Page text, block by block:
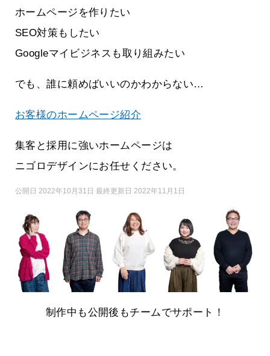
ホームページを作りたい
SEO対策もしたい
Googleマイビジネスも取り組みたい
でも、誰に頼めばいいのかわからない…
お客様のホームページ紹介
集客と採用に強いホームページは
ニゴロデザインにお任せください。
公開日 2022年10月31日 最終更新日 2022年11月1日
制作中も公開後もチームでサポート！